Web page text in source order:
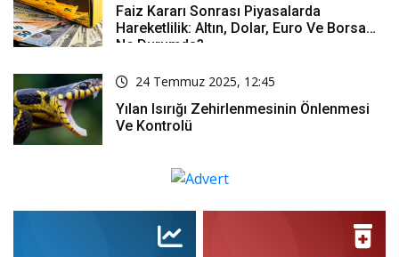
Faiz Kararı Sonrası Piyasalarda
Hareketlilik: Altın, Dolar, Euro Ve Borsa
Ne Durumda?
24 Temmuz 2025, 12:45
Yılan Isırığı Zehirlenmesinin Önlenmesi
Ve Kontrolü